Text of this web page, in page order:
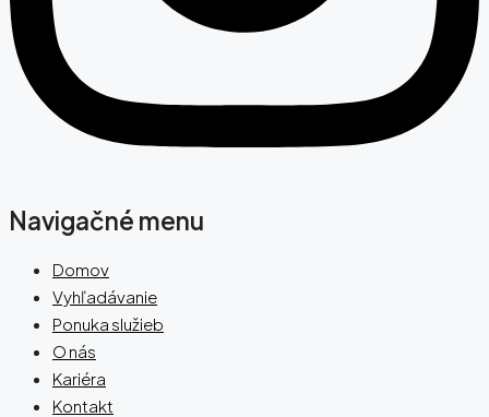
Navigačné menu
Domov
Vyhľadávanie
Ponuka služieb
O nás
Kariéra
Kontakt